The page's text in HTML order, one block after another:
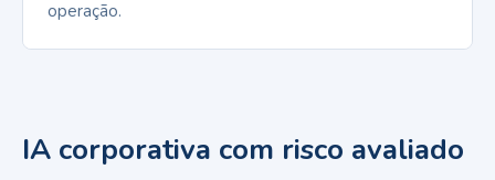
operação.
IA corporativa com risco avaliado